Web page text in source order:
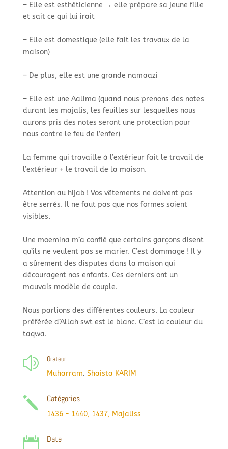
– Elle est esthéticienne → elle prépare sa jeune fille
et sait ce qui lui irait
– Elle est domestique (elle fait les travaux de la
maison)
– De plus, elle est une grande namaazi
– Elle est une Aalima (quand nous prenons des notes
durant les majalis, les feuilles sur lesquelles nous
aurons pris des notes seront une protection pour
nous contre le feu de l’enfer)
La femme qui travaille à l’extérieur fait le travail de
l’extérieur + le travail de la maison.
Attention au hijab ! Vos vêtements ne doivent pas
être serrés. Il ne faut pas que nos formes soient
visibles.
Une moemina m’a confié que certains garçons disent
qu’ils ne veulent pas se marier. C’est dommage ! Il y
a sûrement des disputes dans la maison qui
découragent nos enfants. Ces derniers ont un
mauvais modèle de couple.
Nous parlions des différentes couleurs. La couleur
préférée d’Allah swt est le blanc. C’est la couleur du
taqwa.
z Orateur
Muharram, Shaista KARIM
j Catégories
1436 - 1440, 1437, Majaliss
 Date